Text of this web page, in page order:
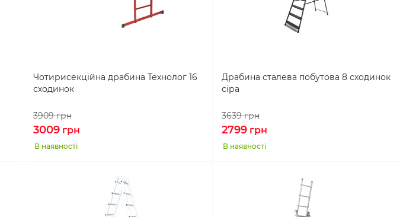
Чотирисекційна драбина Технолог 16
сходинок
3909грн
3009грн
В наявності
Драбина сталева побутова 8 сходинок
сіра
3639грн
2799грн
В наявності